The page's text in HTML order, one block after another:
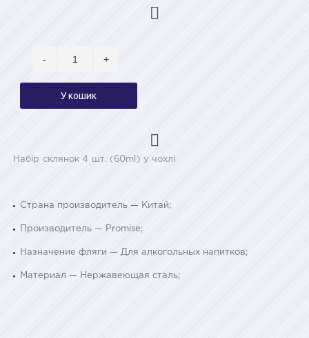
- +
У кошик
Набір склянок 4 шт. (60ml) у чохлі
Страна производитель — Китай;
Производитель — Promise;
Назначение фляги — Для алкогольных напитков;
Материал — Нержавеющая сталь;